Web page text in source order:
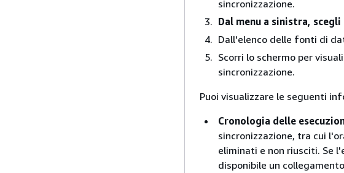
sincronizzazione.
Dal menu a sinistra,
Dall'elenco delle fonti di
Scorri lo schermo per
sincronizzazione.
Puoi visualizzare le seguenti
Cronologia delle
sincronizzazione, tra cui
eliminati e non riusciti. Se
disponibile un